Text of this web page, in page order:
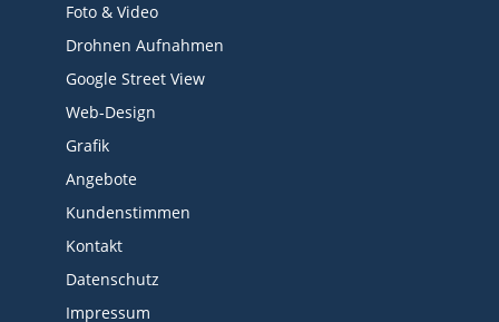
Foto & Video
Drohnen Aufnahmen
Google Street View
Web-Design
Grafik
Angebote
Kundenstimmen
Kontakt
Datenschutz
Impressum